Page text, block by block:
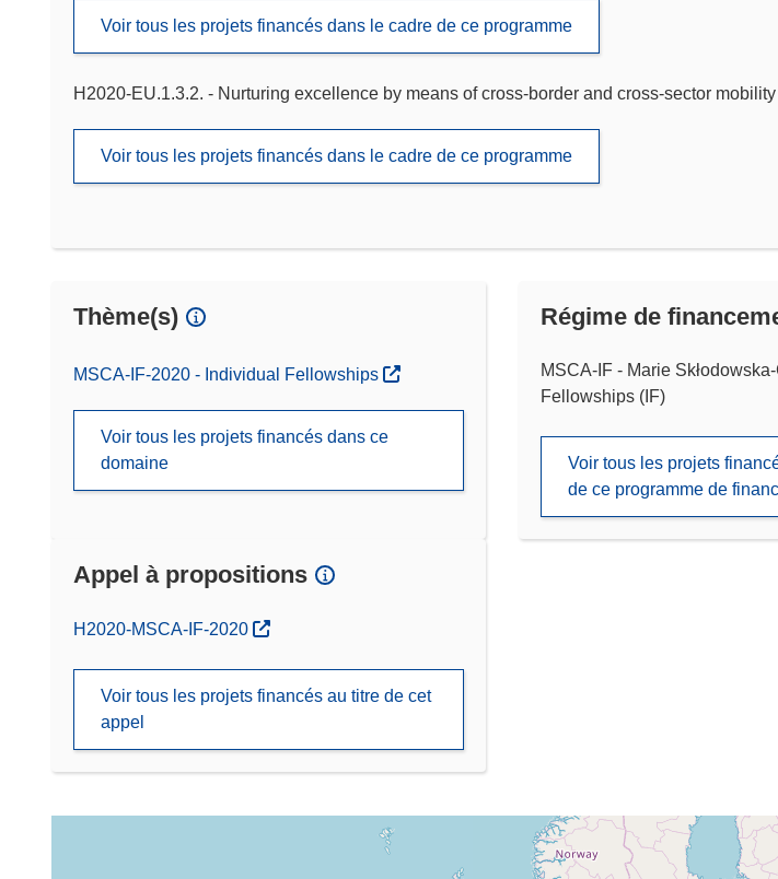
Voir tous les projets financés dans le cadre de ce programme
H2020-EU.1.3.2. - Nurturing excellence by means of cross-border and cross-sector mobility
Voir tous les projets financés dans le cadre de ce programme
Thème(s)
MSCA-IF-2020 - Individual Fellowships
Voir tous les projets financés dans ce
domaine
Régime de
MSCA-IF - Marie
Fellowships (IF)
Voir tous les projets
de ce programme de
Appel à propositions
(s’ouvre dans une nouvelle fenêtre)
H2020-MSCA-IF-2020
Voir tous les projets financés au titre de cet
appel